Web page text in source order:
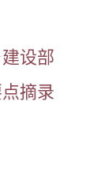
设部
摘录